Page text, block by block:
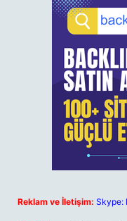
Reklam ve İletişim: Skype: